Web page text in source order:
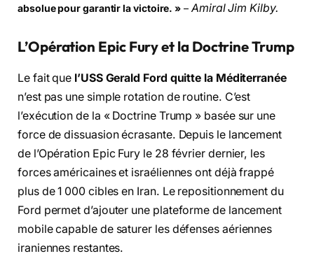
absolue pour garantir la victoire. » – Amiral Jim Kilby.
L’Opération Epic Fury et la Doctrine Trump
Le fait que l’USS Gerald Ford quitte la Méditerranée
n’est pas une simple rotation de routine. C’est
l’exécution de la « Doctrine Trump » basée sur une
force de dissuasion écrasante. Depuis le lancement
de l’Opération Epic Fury le 28 février dernier, les
forces américaines et israéliennes ont déjà frappé
plus de 1 000 cibles en Iran. Le repositionnement du
Ford permet d’ajouter une plateforme de lancement
mobile capable de saturer les défenses aériennes
iraniennes restantes.